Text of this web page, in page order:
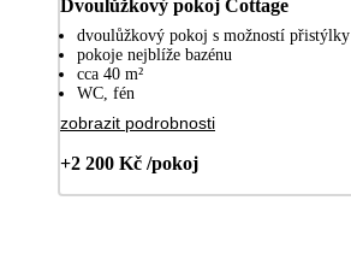
Dvoulůžkový pokoj Cottage
dvoulůžkový pokoj s možností přistýlky
pokoje nejblíže bazénu
cca 40 m²
WC, fén
zobrazit podrobnosti
+2 200 Kč /pokoj